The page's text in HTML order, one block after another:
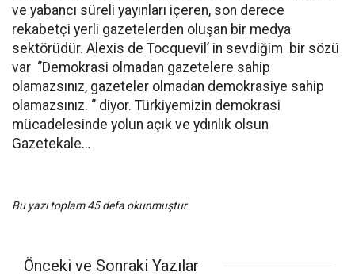
ve yabancı süreli yayınları içeren, son derece
rekabetçi yerli gazetelerden oluşan bir medya
sektörüdür. Alexis de Tocquevil’ in sevdiğim bir sözü
var ‘’Demokrasi olmadan gazetelere sahip
olamazsınız, gazeteler olmadan demokrasiye sahip
olamazsınız. ‘’ diyor. Türkiyemizin demokrasi
mücadelesinde yolun açık ve ydınlık olsun
Gazetekale…
Bu yazı toplam 45 defa okunmuştur
Önceki ve Sonraki Yazılar